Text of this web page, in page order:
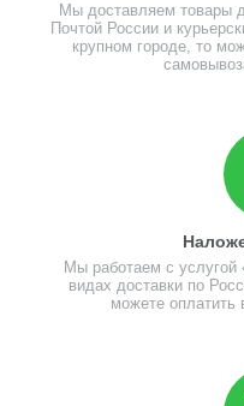
Мы доставляем товары
Почтой России и
крупном городе, то
Мы работаем с услугой
видах доставки по
можете оплатить